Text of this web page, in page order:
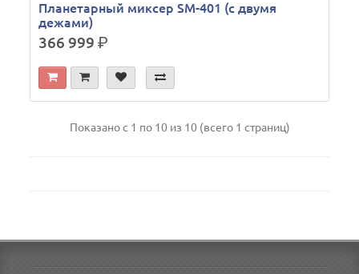
Планетарный миксер SM-401 (с двумя
дежами)
366 999р.
Показано с 1 по 10 из 10 (всего 1 страниц)